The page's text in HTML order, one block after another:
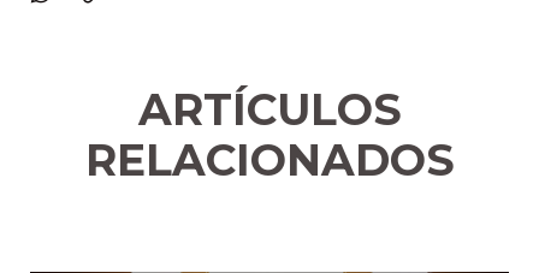
ARTÍCULOS
RELACIONADOS